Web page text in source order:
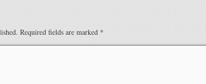
Required fields are marked *